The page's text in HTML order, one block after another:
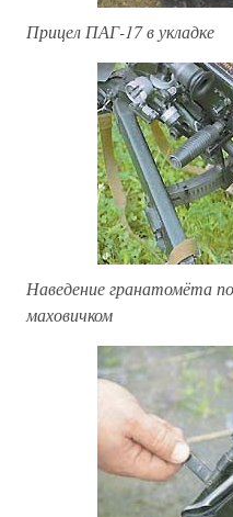
Прицел ПАГ-17 в укладке
Наведение гранатомёта
маховичком